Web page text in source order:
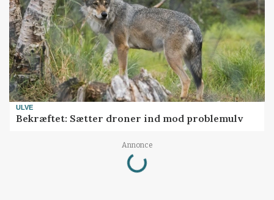
ULVE
Bekræftet: Sætter droner ind mod problemulv
Annonce
Loading...